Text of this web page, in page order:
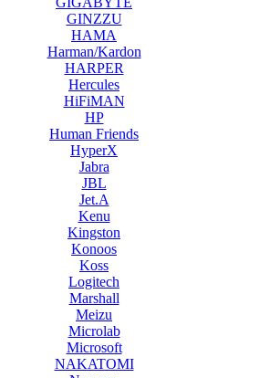
GINZZU
HAMA
Harman/Kardon
HARPER
Hercules
HiFiMAN
HP
Human Friends
HyperX
Jabra
JBL
Jet.A
Kenu
Kingston
Konoos
Koss
Logitech
Marshall
Meizu
Microlab
Microsoft
NAKATOMI